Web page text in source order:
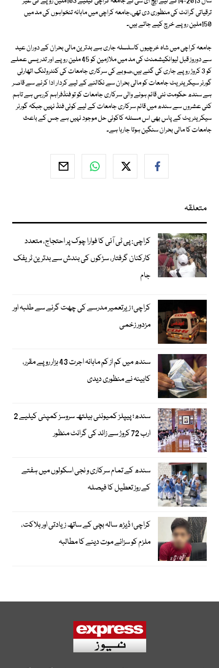
ترقیاتی گرانٹ کی منظوری دی تھی،جامعہ کراچی میں ماہانہ تنخواہوں کی مد میں
150ملین روپے خرچ کیے جاتے ہیں۔
جامعہ کراچی میں شاہ خرچیوں کاسلسلہ جاری ہے بدترین مالی بحران کے دوران عید
سے دوروز قبل لیوانکیشمنٹ کی مد میں ملازمین کو 45 ملین روپے اور تدریسی عملے
کو 3 کروڑ روپے جاری کی گئے ہیں،صوبے کی سرکاری جامعات کی کنٹرولنگ اتھارٹی
گورنر سیکریٹریٹ جامعات کو مالی بحران سے نکالنے کے لیے کردار ادا کرنے سے قاصر
ہے سندھ حکومت نئی قائم ہونے والی سرکاری جامعات کو تو فنڈفراہم کررہی ہے تاہم
کئی عشروں سے سندھ میں قائم سرکاری جامعات کے لیے کوئی فنڈ نہیں جبکہ گورنر
سیکریٹریٹ کے پاس بھی اس مسئلہ کاکوئی حل موجود نہیں ہے جس کے باعث
جامعات کا مالی بحران سنگین ہوتا جارہا ہے۔
متعلقہ
کراچی: پی ٹی آئی کا فوارا چوک پر احتجاج، متعدد
کارکنان گرفتار، سڑکوں کی بندش سے بدترین ٹریفک
جام
کراچی؛ زیرتعمیر مدرسے کی چھت گرنے سے طلبہ اور
مزدور زخمی
سندھ میں کم از کم ماہانہ اجرت 43 ہزار روپے مقرر،
کابینہ نے منظوری دیدی
سندھ؛ پیپلز کمیونٹی ہیلتھ سروسز کمپنی کیلیے 2
ارب 72 کروڑ سے زائد کی گرانٹ منظور
سندھ کے تمام سرکاری و نجی اسکولوں میں ہفتے
کے روز تعطیل کا فیصلہ
کراچی؛ ڈیڑھ سالہ بچی کے ساتھ زیادتی اور ہلاکت،
ملزم کو سزائے موت دینے کا مطالبہ